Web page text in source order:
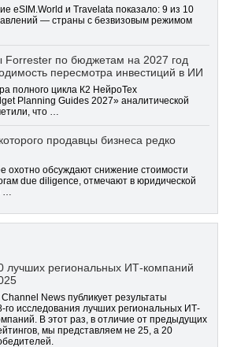
eSIM.World и Travelata показало: 9 из 10
— страны с безвизовым режимом
Forrester по бюджетам на 2027 год
пересмотра инвестиций в ИИ
полного цикла К2 НейроТех
Planning Guides 2027» аналитической
что …
продавцы бизнеса редко
охотно обсуждают снижение стоимости
due diligence, отмечают в юридической
…
лучших региональных ИТ-компаний
Channel News публикует результаты
го исследования лучших региональных ИТ-
В этот раз, в отличие от предыдущих
мы представляем не 25, а 20